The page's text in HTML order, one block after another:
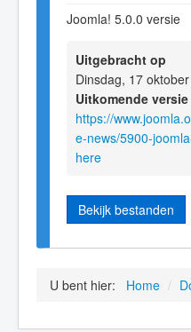
Joomla! 5.0.0 versie
Uitgebracht op
Dinsdag, 17
Uitkomende
https://
e-news/5900-
here
Bekijk bestanden
U bent hier: Home /